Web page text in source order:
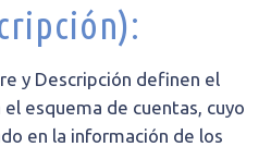
y Descripción definen el
esquema de cuentas, cuyo
en la información de los